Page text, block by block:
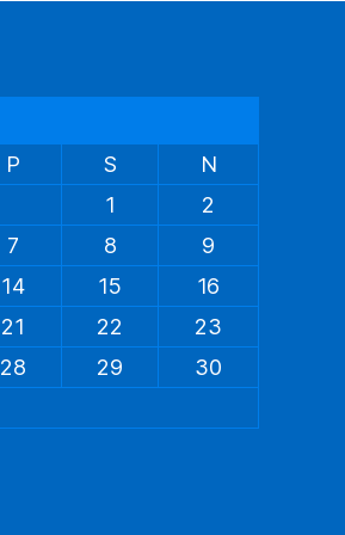
P S
N
1
2
7 8
9
14 15
16
21 22
23
28 29
30